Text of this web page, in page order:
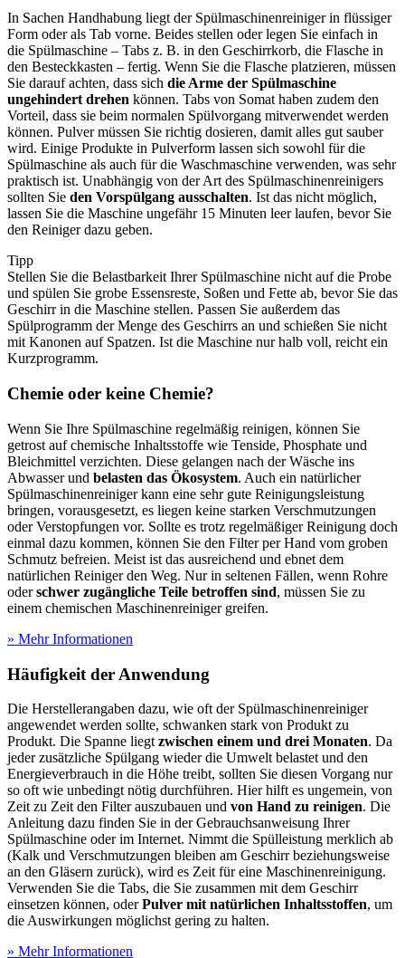
In Sachen Handhabung liegt der Spülmaschinenreiniger in flüssiger
Form oder als Tab vorne. Beides stellen oder legen Sie einfach in
die Spülmaschine – Tabs z. B. in den Geschirrkorb, die Flasche in
den Besteckkasten – fertig. Wenn Sie die Flasche platzieren, müssen
Sie darauf achten, dass sich die Arme der Spülmaschine
ungehindert drehen können. Tabs von Somat haben zudem den
Vorteil, dass sie beim normalen Spülvorgang mitverwendet werden
können. Pulver müssen Sie richtig dosieren, damit alles gut sauber
wird. Einige Produkte in Pulverform lassen sich sowohl für die
Spülmaschine als auch für die Waschmaschine verwenden, was sehr
praktisch ist. Unabhängig von der Art des Spülmaschinenreinigers
sollten Sie den Vorspülgang ausschalten. Ist das nicht möglich,
lassen Sie die Maschine ungefähr 15 Minuten leer laufen, bevor Sie
den Reiniger dazu geben.
Tipp
Stellen Sie die Belastbarkeit Ihrer Spülmaschine nicht auf die Probe
und spülen Sie grobe Essensreste, Soßen und Fette ab, bevor Sie das
Geschirr in die Maschine stellen. Passen Sie außerdem das
Spülprogramm der Menge des Geschirrs an und schießen Sie nicht
mit Kanonen auf Spatzen. Ist die Maschine nur halb voll, reicht ein
Kurzprogramm.
Chemie oder keine Chemie?
Wenn Sie Ihre Spülmaschine regelmäßig reinigen, können Sie
getrost auf chemische Inhaltsstoffe wie Tenside, Phosphate und
Bleichmittel verzichten. Diese gelangen nach der Wäsche ins
Abwasser und belasten das Ökosystem. Auch ein natürlicher
Spülmaschinenreiniger kann eine sehr gute Reinigungsleistung
bringen, vorausgesetzt, es liegen keine starken Verschmutzungen
oder Verstopfungen vor. Sollte es trotz regelmäßiger Reinigung doch
einmal dazu kommen, können Sie den Filter per Hand vom groben
Schmutz befreien. Meist ist das ausreichend und ebnet dem
natürlichen Reiniger den Weg. Nur in seltenen Fällen, wenn Rohre
oderschwer zugängliche Teile betroffen sind, müssen Sie zu
einem chemischen Maschinenreiniger greifen.
» Mehr Informationen
Häufigkeit der Anwendung
Die Herstellerangaben dazu, wie oft der Spülmaschinenreiniger
angewendet werden sollte, schwanken stark von Produkt zu
Produkt. Die Spanne liegt zwischen einem und drei Monaten. Da
jeder zusätzliche Spülgang wieder die Umwelt belastet und den
Energieverbrauch in die Höhe treibt, sollten Sie diesen Vorgang nur
so oft wie unbedingt nötig durchführen. Hier hilft es ungemein, von
Zeit zu Zeit den Filter auszubauen und von Hand zu reinigen. Die
Anleitung dazu finden Sie in der Gebrauchsanweisung Ihrer
Spülmaschine oder im Internet. Nimmt die Spülleistung merklich ab
(Kalk und Verschmutzungen bleiben am Geschirr beziehungsweise
an den Gläsern zurück), wird es Zeit für eine Maschinenreinigung.
Verwenden Sie die Tabs, die Sie zusammen mit dem Geschirr
einsetzen können, oderPulver mit natürlichen Inhaltsstoffen, um
die Auswirkungen möglichst gering zu halten.
» Mehr Informationen